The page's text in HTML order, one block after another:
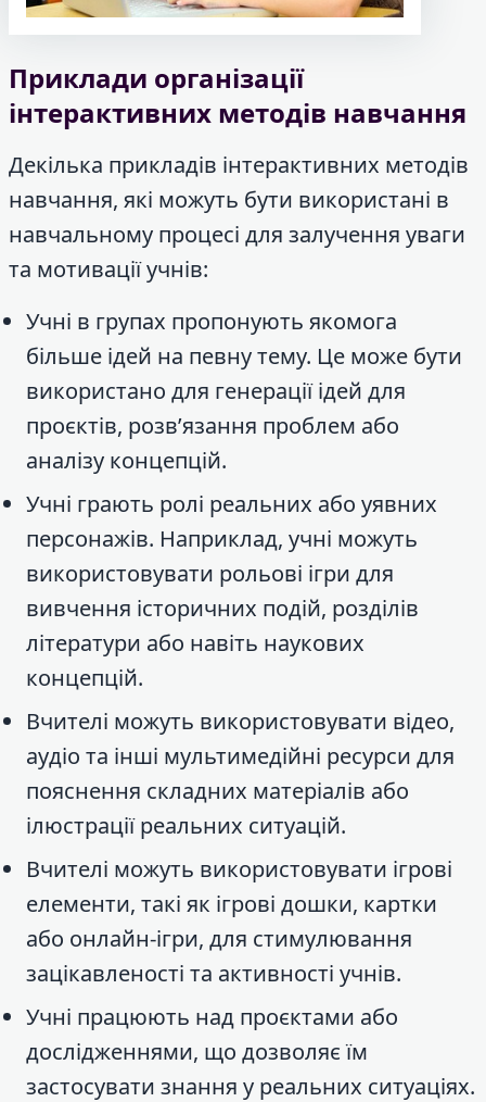
Приклади організації
інтерактивних методів навчання
Декілька прикладів інтерактивних методів
навчання, які можуть бути використані в
навчальному процесі для залучення уваги
та мотивації учнів:
Учні в групах пропонують якомога
більше ідей на певну тему. Це може бути
використано для генерації ідей для
проєктів, розв’язання проблем або
аналізу концепцій.
Учні грають ролі реальних або уявних
персонажів. Наприклад, учні можуть
використовувати рольові ігри для
вивчення історичних подій, розділів
літератури або навіть наукових
концепцій.
Вчителі можуть використовувати відео,
аудіо та інші мультимедійні ресурси для
пояснення складних матеріалів або
ілюстрації реальних ситуацій.
Вчителі можуть використовувати ігрові
елементи, такі як ігрові дошки, картки
або онлайн-ігри, для стимулювання
зацікавленості та активності учнів.
Учні працюють над проєктами або
дослідженнями, що дозволяє їм
застосувати знання у реальних ситуаціях.